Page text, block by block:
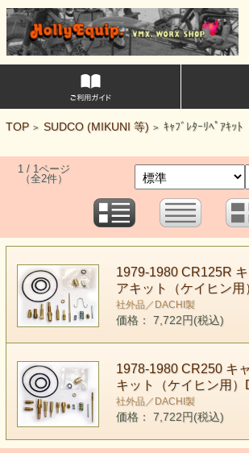
TOP > SUDCO (MIKUNI 等) > ｷｬﾌﾞﾚﾀｰﾘﾍﾟｱｷｯﾄ
1 / 1ページ
（全2件）
1979-1980 CR125R
アキット（ケイヒン
社外品／DACHI製
価格： 7,722円(税込)
1978-1980 CR250 キ
キット（ケイヒン用）
社外品／DACHI製
価格： 7,722円(税込)